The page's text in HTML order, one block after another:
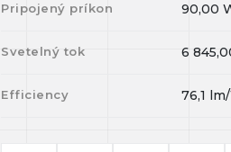
Pripojený príkon 90,00
Svetelný tok 6
Efficiency 76,1